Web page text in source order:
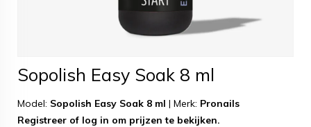
Sopolish Easy Soak 8 ml
Model: Sopolish Easy Soak 8 ml | Merk: Pronails
Registreer of log in om prijzen te bekijken.